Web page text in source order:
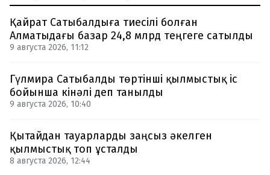
Қайрат Сатыбалдыға тиесілі болған
Алматыдағы базар 24,8 млрд теңгеге сатылды
9 августа 2026, 11:12
Гүлмира Сатыбалды төртінші қылмыстық іс
бойынша кінәлі деп танылды
9 августа 2026, 10:40
Қытайдан тауарларды заңсыз әкелген
қылмыстық топ ұсталды
8 августа 2026, 12:44